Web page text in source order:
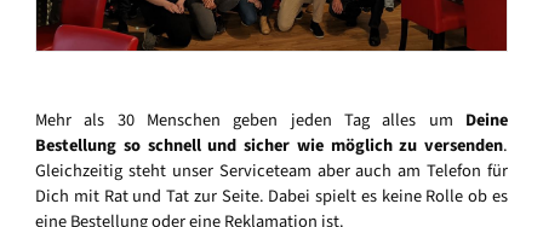
Mehr als 30 Menschen geben jeden Tag alles um Deine
Bestellung so schnell und sicher wie möglich zu versenden.
Gleichzeitig steht unser Serviceteam aber auch am Telefon für
Dich mit Rat und Tat zur Seite. Dabei spielt es keine Rolle ob es
eine Bestellung oder eine Reklamation ist.